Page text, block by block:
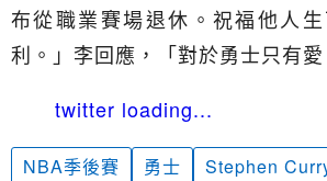
布從職業賽場退休。祝福他人
利。」李回應，「對於勇士只有愛
twitter loading...
NBA季後賽 勇士 Stephen